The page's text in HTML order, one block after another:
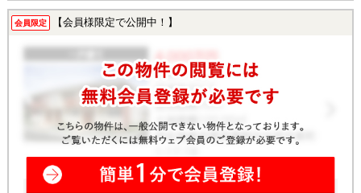
務所、貸家の建築も可能です。 どんな家が建つのかな？ どんな土地か
な？ と思ったら、お気軽にお問い合わせください。
会員限定 【会員様限定で公開中！】